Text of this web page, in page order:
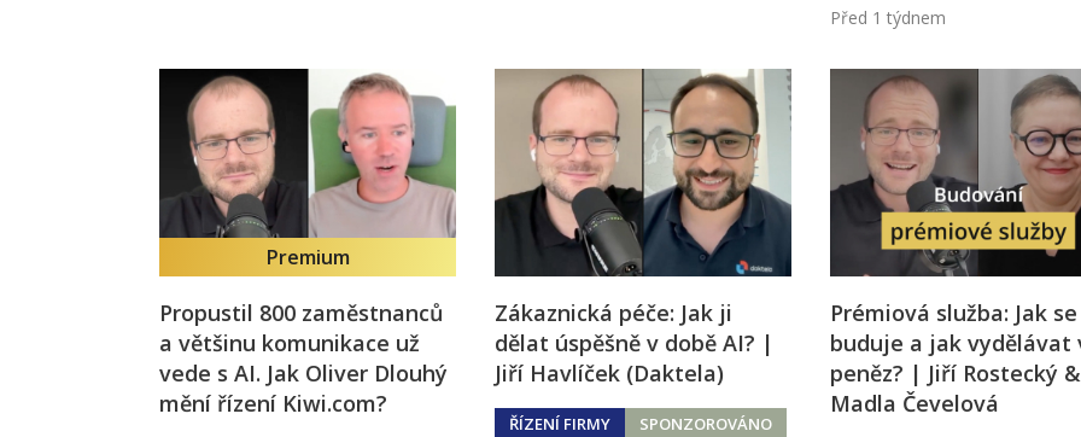
Před 1 týdnem
Premium
Propustil 800 zaměstnanců
a většinu komunikace už
vede s AI. Jak Oliver Dlouhý
mění řízení Kiwi.com?
Zákaznická péče: Jak ji
dělat úspěšně v době AI? |
Jiří Havlíček (Daktela)
ŘÍZENÍ FIRMY
SPONZOROVÁNO
Prémiová služba: Jak se
buduje a jak vydělávat
peněz? | Jiří Rostecký &
Madla Čevelová